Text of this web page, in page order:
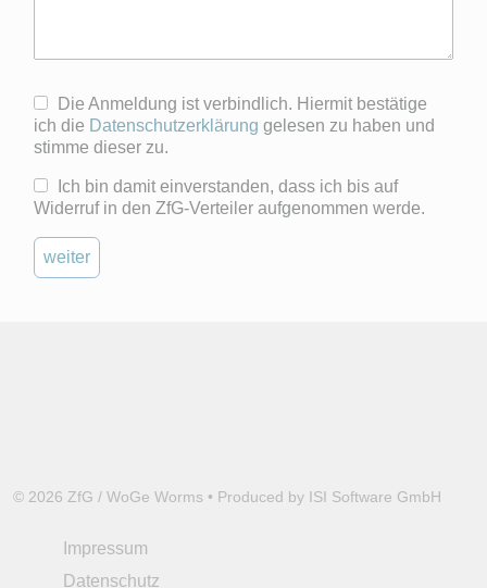
Die Anmeldung ist verbindlich. Hiermit bestätige
ich die Datenschutzerklärung gelesen zu haben und
stimme dieser zu.
Ich bin damit einverstanden, dass ich bis auf
Widerruf in den ZfG-Verteiler aufgenommen werde.
weiter
© 2026 ZfG / WoGe Worms • Produced by ISI Software GmbH
Impressum
Datenschutz